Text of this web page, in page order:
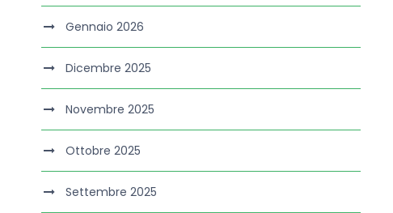
Gennaio 2026
Dicembre 2025
Novembre 2025
Ottobre 2025
Settembre 2025